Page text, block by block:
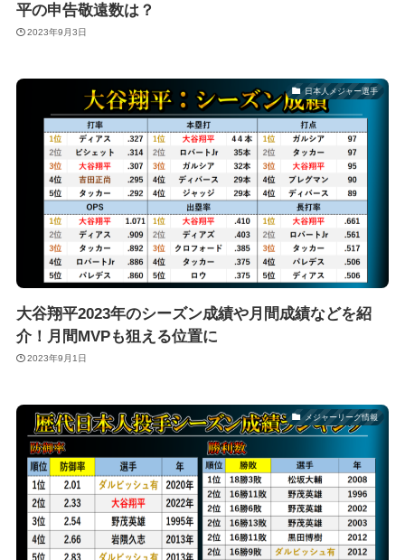
平の申告敬遠数は？
2023年9月3日
日本人メジャー選手
大谷翔平2023年のシーズン成績や月間成績などを紹
介！月間MVPも狙える位置に
2023年9月1日
メジャーリーグ情報